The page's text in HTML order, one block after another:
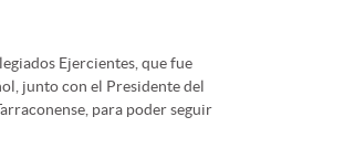
Ejercientes, que fue
junto con el Presidente del
para poder seguir